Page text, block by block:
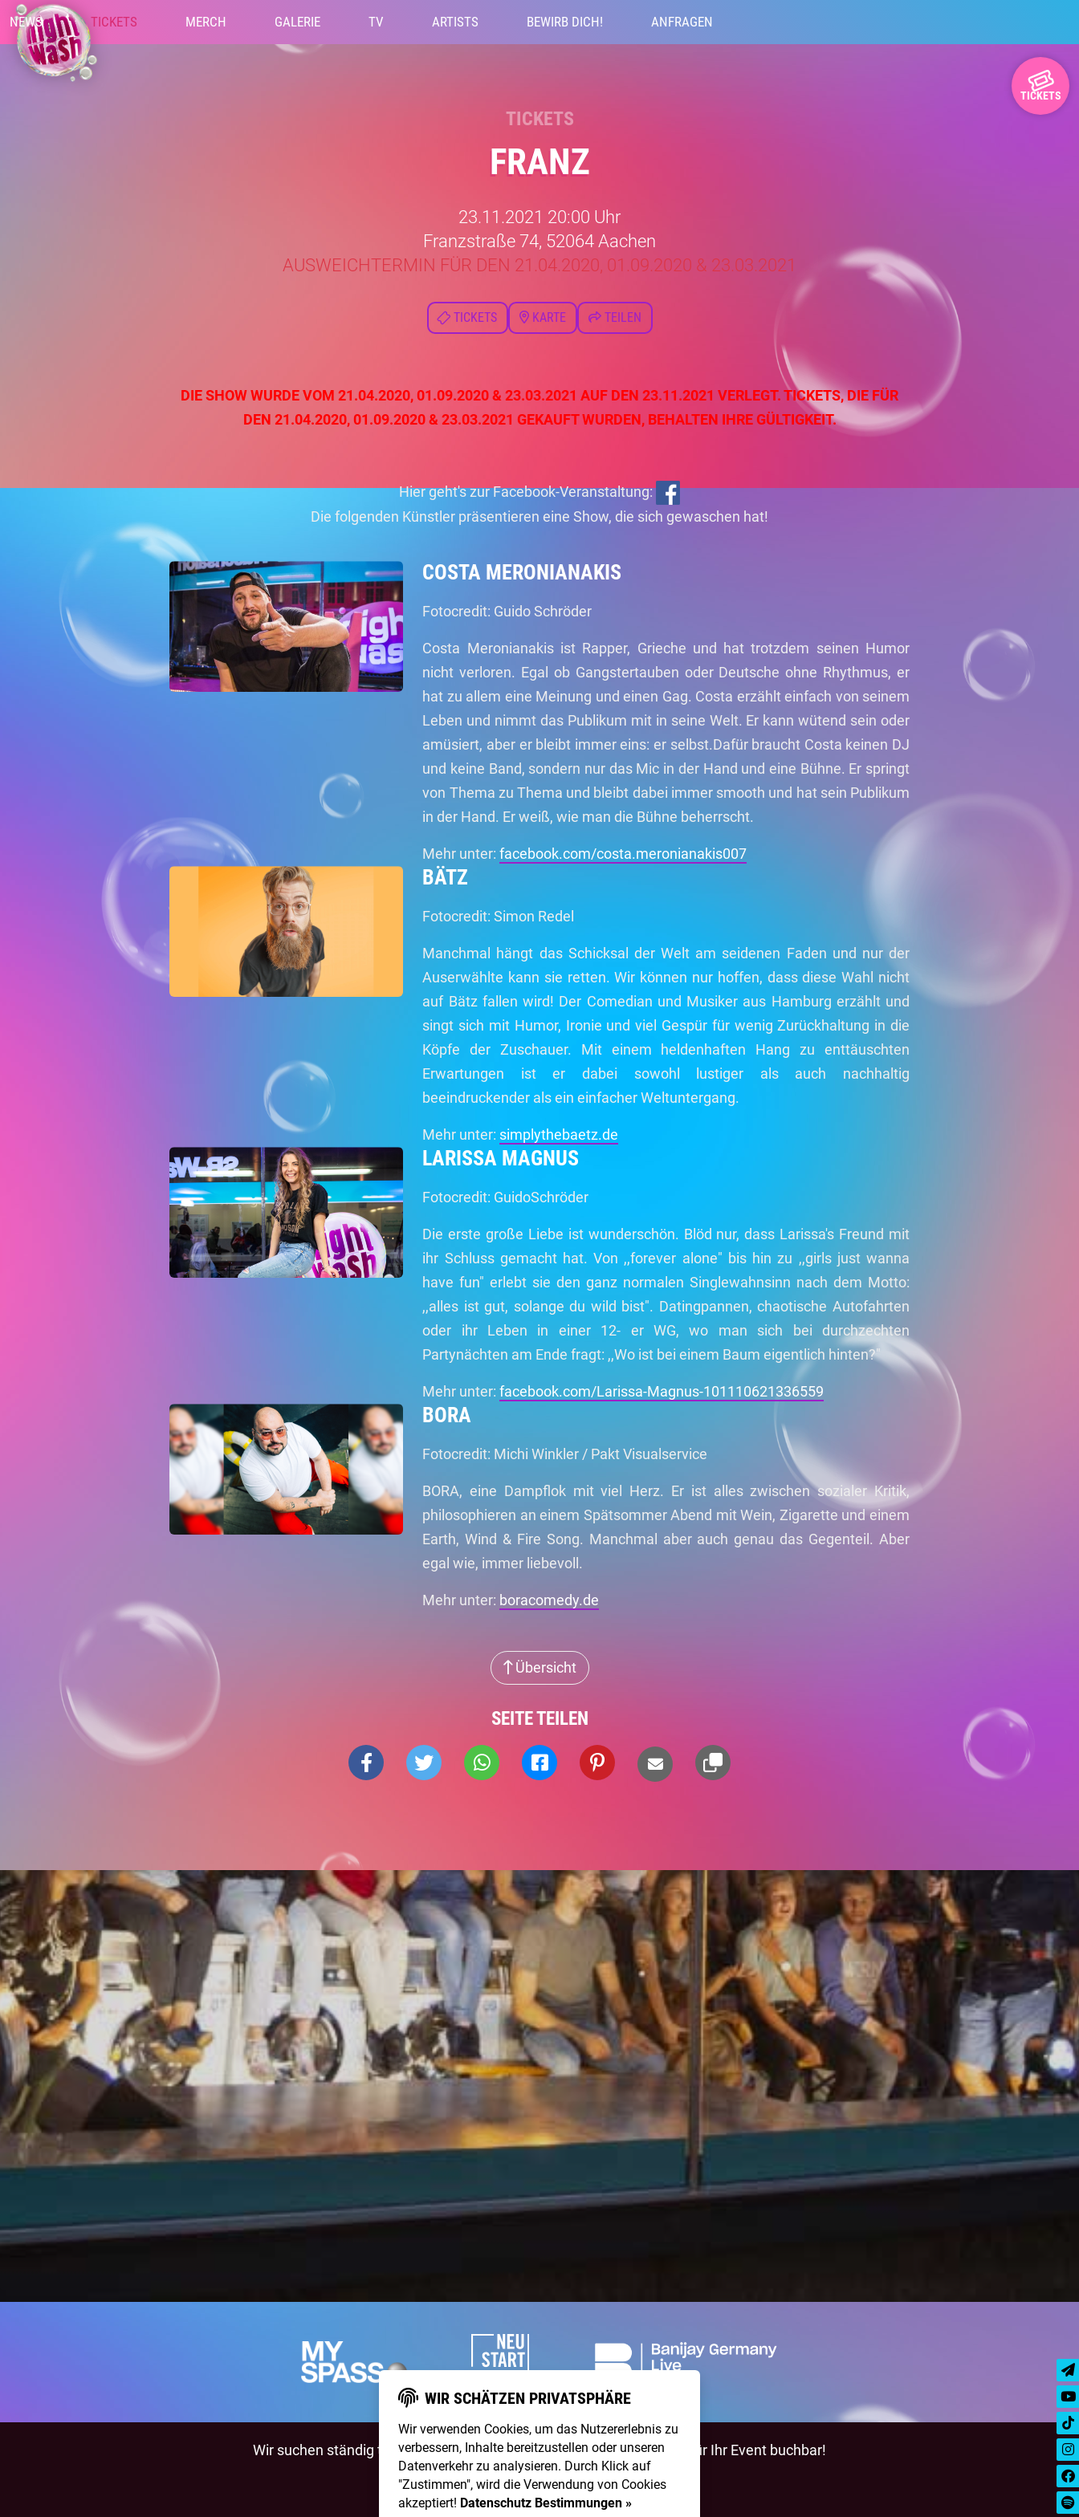
NEWS TICKETS MERCH GALERIE TV ARTISTS BEWIRB DICH! ANFRAGEN
TICKETS
TICKETS
FRANZ
23.11.2021 20:00 Uhr
Franzstraße 74, 52064 Aachen
AUSWEICHTERMIN FÜR DEN 21.04.2020, 01.09.2020 & 23.03.2021
TICKETS KARTE TEILEN
DIE SHOW WURDE VOM 21.04.2020, 01.09.2020 & 23.03.2021 AUF DEN 23.11.2021 VERLEGT. TICKETS, DIE FÜR
DEN 21.04.2020, 01.09.2020 & 23.03.2021 GEKAUFT WURDEN, BEHALTEN IHRE GÜLTIGKEIT.
Hier geht's zur Facebook-Veranstaltung:
Die folgenden Künstler präsentieren eine Show, die sich gewaschen hat!
COSTA MERONIANAKIS
Fotocredit: Guido Schröder
Costa Meronianakis ist Rapper, Grieche und hat trotzdem seinen Humor
nicht verloren. Egal ob Gangstertauben oder Deutsche ohne Rhythmus, er
hat zu allem eine Meinung und einen Gag. Costa erzählt einfach von seinem
Leben und nimmt das Publikum mit in seine Welt. Er kann wütend sein oder
amüsiert, aber er bleibt immer eins: er selbst.Dafür braucht Costa keinen DJ
und keine Band, sondern nur das Mic in der Hand und eine Bühne. Er springt
von Thema zu Thema und bleibt dabei immer smooth und hat sein Publikum
in der Hand. Er weiß, wie man die Bühne beherrscht.
Mehr unter:facebook.com/costa.meronianakis007
BÄTZ
Fotocredit: Simon Redel
Manchmal hängt das Schicksal der Welt am seidenen Faden und nur der
Auserwählte kann sie retten. Wir können nur hoffen, dass diese Wahl nicht
auf Bätz fallen wird! Der Comedian und Musiker aus Hamburg erzählt und
singt sich mit Humor, Ironie und viel Gespür für wenig Zurückhaltung in die
Köpfe der Zuschauer. Mit einem heldenhaften Hang zu enttäuschten
Erwartungen ist er dabei sowohl lustiger als auch nachhaltig
beeindruckender als ein einfacher Weltuntergang.
Mehr unter: simplythebaetz.de
LARISSA MAGNUS
Fotocredit: GuidoSchröder
Die erste große Liebe ist wunderschön. Blöd nur, dass Larissa's Freund mit
ihr Schluss gemacht hat. Von ,,forever alone" bis hin zu ,,girls just wanna
have fun" erlebt sie den ganz normalen Singlewahnsinn nach dem Motto:
,,alles ist gut, solange du wild bist". Datingpannen, chaotische Autofahrten
oder ihr Leben in einer 12- er WG, wo man sich bei durchzechten
Partynächten am Ende fragt: ,,Wo ist bei einem Baum eigentlich hinten?"
Mehr unter:facebook.com/Larissa-Magnus-101110621336559
BORA
Fotocredit: Michi Winkler / Pakt Visualservice
BORA, eine Dampflok mit viel Herz. Er ist alles zwischen sozialer Kritik,
philosophieren an einem Spätsommer Abend mit Wein, Zigarette und einem
Earth, Wind & Fire Song. Manchmal aber auch genau das Gegenteil. Aber
egal wie, immer liebevoll.
Mehr unter: boracomedy.de
Übersicht
SEITE TEILEN
Wir suchen ständig talentierte Artists & natürlich istNightWashauch für Ihr Event buchbar!
BEWIRB DICH! NIGHTWASH BUCHEN
WIR SCHÄTZEN PRIVATSPHÄRE
Wir verwenden Cookies, um das Nutzererlebnis zu
verbessern, Inhalte bereitzustellen oder unseren
Datenverkehr zu analysieren. Durch Klick auf
"Zustimmen", wird die Verwendung von Cookies
akzeptiert! Datenschutz Bestimmungen »